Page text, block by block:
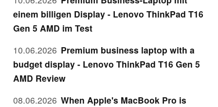
einem billigen Display - Lenovo ThinkPad T16
Gen 5 AMD im Test
10.06.2026 Premium business laptop with a
budget display - Lenovo ThinkPad T16 Gen 5
AMD Review
08.06.2026 When Apple's MacBook Pro is